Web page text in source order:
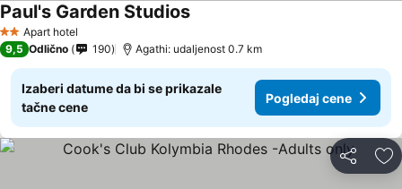
2 Zvezdice
Apart hotel
Paul's Garden Studios
9,5 Odlično 190 Agathi: udaljenost 0.7 km
Izaberi datume da bi se prikazale
tačne cene
Pogledaj cene
Deli